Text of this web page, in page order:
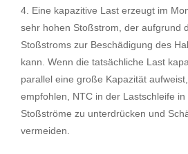
4. Eine kapazitive Last erzeugt im
sehr hohen Stoßstrom, der aufgrund
Stoßstroms zur Beschädigung des
kann. Wenn die tatsächliche Last
parallel eine große Kapazität
empfohlen, NTC in der Lastschleife
Stoßströme zu unterdrücken und
vermeiden.